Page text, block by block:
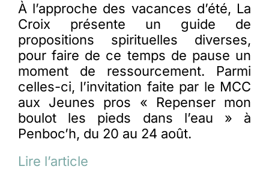
À l’approche des vacances d’été, La
Croix présente un guide de
propositions spirituelles diverses,
pour faire de ce temps de pause un
moment de ressourcement. Parmi
celles-ci, l’invitation faite par le MCC
aux Jeunes pros « Repenser mon
boulot les pieds dans l’eau » à
Penboc’h, du 20 au 24 août.
Lire l’article